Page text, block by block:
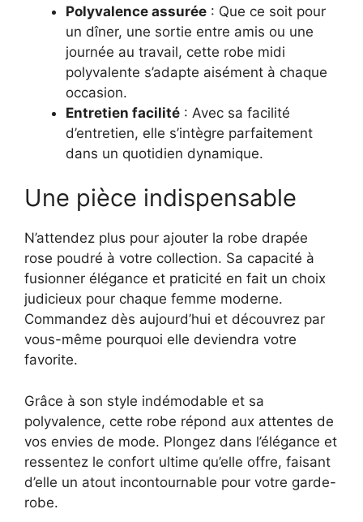
Polyvalence assurée : Que ce soit pour
un dîner, une sortie entre amis ou une
journée au travail, cette robe midi
polyvalente s’adapte aisément à chaque
occasion.
Entretien facilité : Avec sa facilité
d’entretien, elle s’intègre parfaitement
dans un quotidien dynamique.
Une pièce indispensable
N’attendez plus pour ajouter la robe drapée
rose poudré à votre collection. Sa capacité à
fusionner élégance et praticité en fait un choix
judicieux pour chaque femme moderne.
Commandez dès aujourd’hui et découvrez par
vous-même pourquoi elle deviendra votre
favorite.
Grâce à son style indémodable et sa
polyvalence, cette robe répond aux attentes de
vos envies de mode. Plongez dans l’élégance et
ressentez le confort ultime qu’elle offre, faisant
d’elle un atout incontournable pour votre garde-
robe.